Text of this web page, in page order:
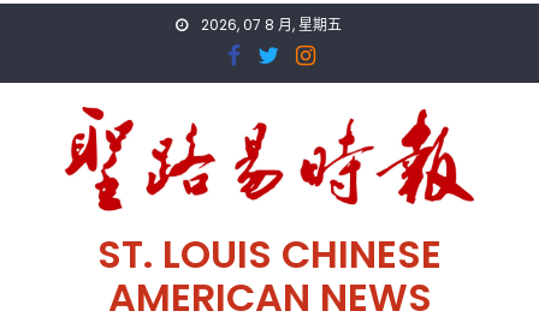
2026, 07 8 月, 星期五
ST. LOUIS CHINESE
AMERICAN NEWS